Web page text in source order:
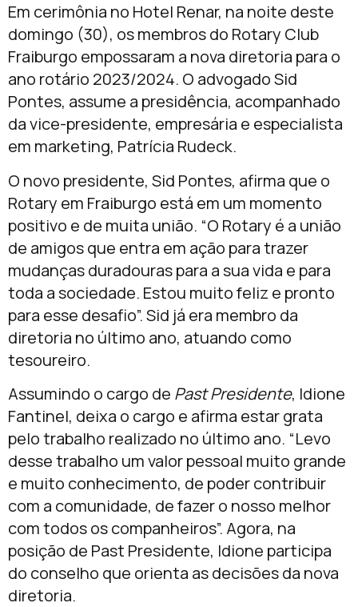
Em cerimônia no Hotel Renar, na noite deste
domingo (30), os membros do Rotary Club
Fraiburgo empossaram a nova diretoria para o
ano rotário 2023/2024. O advogado Sid
Pontes, assume a presidência, acompanhado
da vice-presidente, empresária e especialista
em marketing, Patrícia Rudeck.
O novo presidente, Sid Pontes, afirma que o
Rotary em Fraiburgo está em um momento
positivo e de muita união. “O Rotary é a união
de amigos que entra em ação para trazer
mudanças duradouras para a sua vida e para
toda a sociedade. Estou muito feliz e pronto
para esse desafio”. Sid já era membro da
diretoria no último ano, atuando como
tesoureiro.
Assumindo o cargo de Past Presidente, Idione
Fantinel, deixa o cargo e afirma estar grata
pelo trabalho realizado no último ano. “Levo
desse trabalho um valor pessoal muito grande
e muito conhecimento, de poder contribuir
com a comunidade, de fazer o nosso melhor
com todos os companheiros”. Agora, na
posição de Past Presidente, Idione participa
do conselho que orienta as decisões da nova
diretoria.